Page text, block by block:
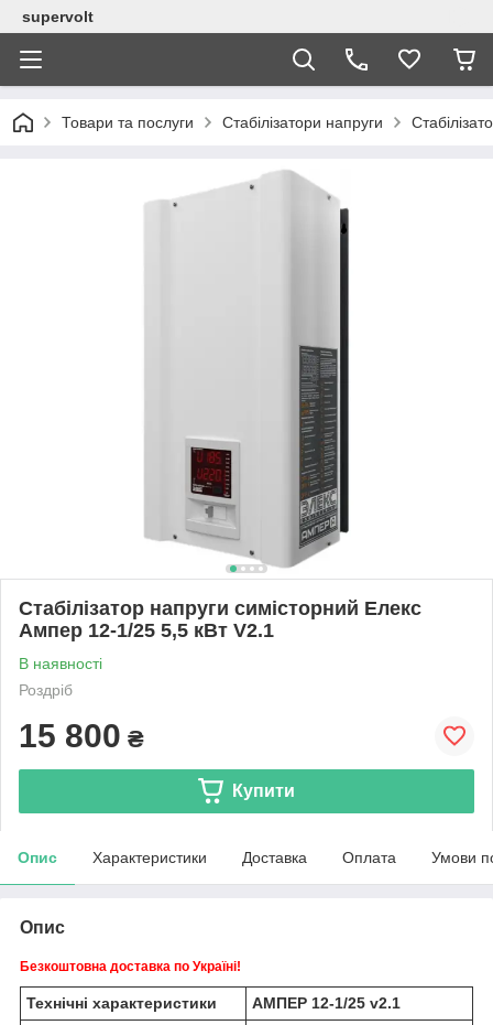
supervolt
Товари та послуги Стабілізатори напруги
Стабілізатор напруги симісторний Елекс
Ампер 12-1/25 5,5 кВт V2.1
В наявності
Роздріб
15 800 ₴
Купити
Опис Характеристики Доставка Оплата Умови
Опис
Безкоштовна доставка по Україні!
Технічні характеристики
АМПЕР 12-1/25 v2.1